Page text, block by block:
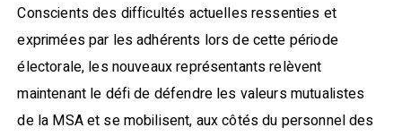
Conscients des difficultés actuelles ressenties et
exprimées par les adhérents lors de cette période
électorale, les nouveaux représentants relèvent
maintenant le défi de défendre les valeurs mutualistes
de la MSA et se mobilisent, aux côtés du personnel des